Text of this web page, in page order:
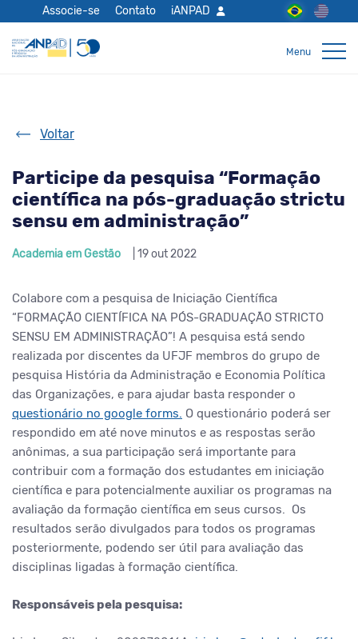
Associe-se Contato iANPAD
Voltar
Participe da pesquisa “Formação
científica na pós-graduação strictu
sensu em administração”
Academia em Gestão | 19 out 2022
Colabore com a pesquisa de Iniciação Científica
“FORMAÇÃO CIENTÍFICA NA PÓS-GRADUAÇÃO STRICTO
SENSU EM ADMINISTRAÇÃO”! A pesquisa está sendo
realizada por discentes da UFJF membros do grupo de
pesquisa História da Administração e Economia Política
das Organizações, e para ajudar basta responder o
questionário no google forms. O questionário poderá ser
respondido em até nove minutos e as respostas serão
anônimas, a sua participação será importante para
contribuir com a formação dos estudantes em iniciação
científica e para potencialmente auxiliar os programas na
avaliação da formação científica em seus cursos. Os
resultados serão divulgados para todos os programas
posteriormente, podendo ser útil para avaliação das
disciplinas ligadas à formação científica.
Responsáveis pela pesquisa: